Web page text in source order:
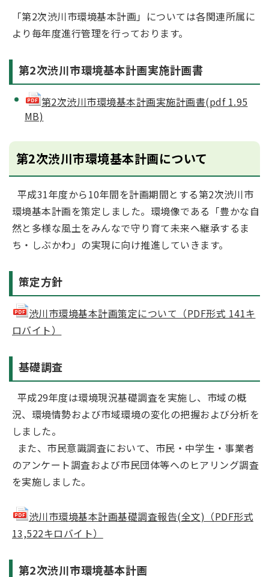
「第2次渋川市環境基本計画」については各関連所属に
より毎年度進行管理を行っております。
第2次渋川市環境基本計画実施計画書
第2次渋川市環境基本計画実施計画書(pdf 1.95
MB)
第2次渋川市環境基本計画について
平成31年度から10年間を計画期間とする第2次渋川市
環境基本計画を策定しました。環境像である「豊かな自
然と多様な風土をみんなで守り育て未来へ継承するま
ち・しぶかわ」の実現に向け推進していきます。
策定方針
渋川市環境基本計画策定について（PDF形式 141キ
ロバイト）
基礎調査
平成29年度は環境現況基礎調査を実施し、市域の概
況、環境情勢および市域環境の変化の把握および分析を
しました。
また、市民意識調査において、市民・中学生・事業者
のアンケート調査および市民団体等へのヒアリング調査
を実施しました。
渋川市環境基本計画基礎調査報告(全文)（PDF形式
13,522キロバイト）
第2次渋川市環境基本計画